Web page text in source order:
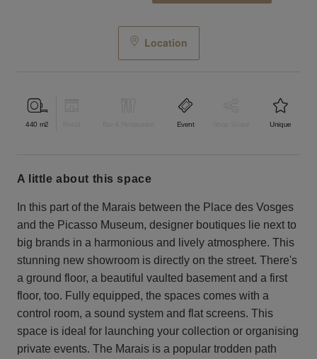
Location
440 m2 Event Unique
a little about this space
In this part of the Marais between the Place des Vosges
and the Picasso Museum, designer boutiques lie next to
big brands in a harmonious and lively atmosphere. This
stunning new showroom is directly on the street. There's
a ground floor, a beautiful vaulted basement and a first
floor, too. Fully equipped, the spaces comes with a
control room, a sound system and flat screens. This
space is ideal for launching your collection or organising
private events. The Marais is a popular trodden path